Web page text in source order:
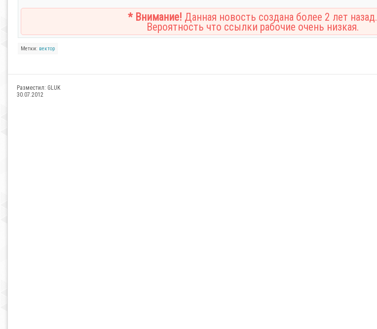
* Внимание! Данная новость создана более 2 лет назад.
Вероятность что ссылки рабочие очень низкая.
Метки: вектор
Разместил: GLUK
30.07.2012